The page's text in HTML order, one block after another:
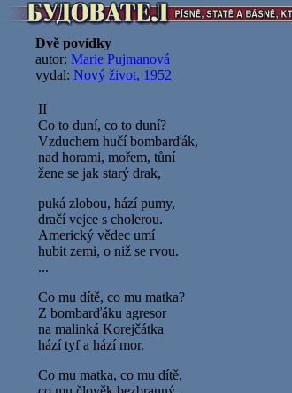
Dvě povídky
autor: Marie Pujmanová
vydal: Nový život, 1952
II
Co to duní, co to duní?
Vzduchem hučí bombarďák,
nad horami, mořem, tůní
žene se jak starý drak,
puká zlobou, hází pumy,
dračí vejce s cholerou.
Americký vědec umí
hubit zemi, o niž se rvou.
...
Co mu dítě, co mu matka?
Z bombarďáku agresor
na malinká Korejčátka
hází tyf a hází mor.
Co mu matka, co mu dítě,